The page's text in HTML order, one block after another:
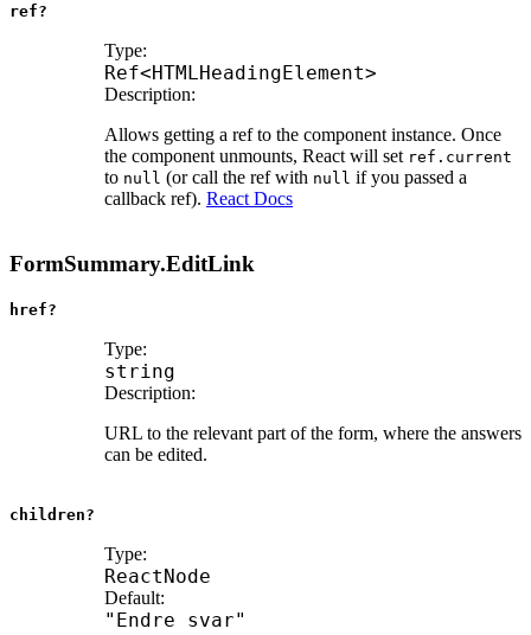
ref?
Type:
Ref<HTMLHeadingElement>
Description:
Allows getting a ref to the component instance. Once
the component unmounts, React will set ref.current
to null (or call the ref with null if you passed a
callback ref). React Docs
FormSummary.EditLink
href?
Type:
string
Description:
URL to the relevant part of the form, where the answers
can be edited.
children?
Type:
ReactNode
Default:
"Endre svar"